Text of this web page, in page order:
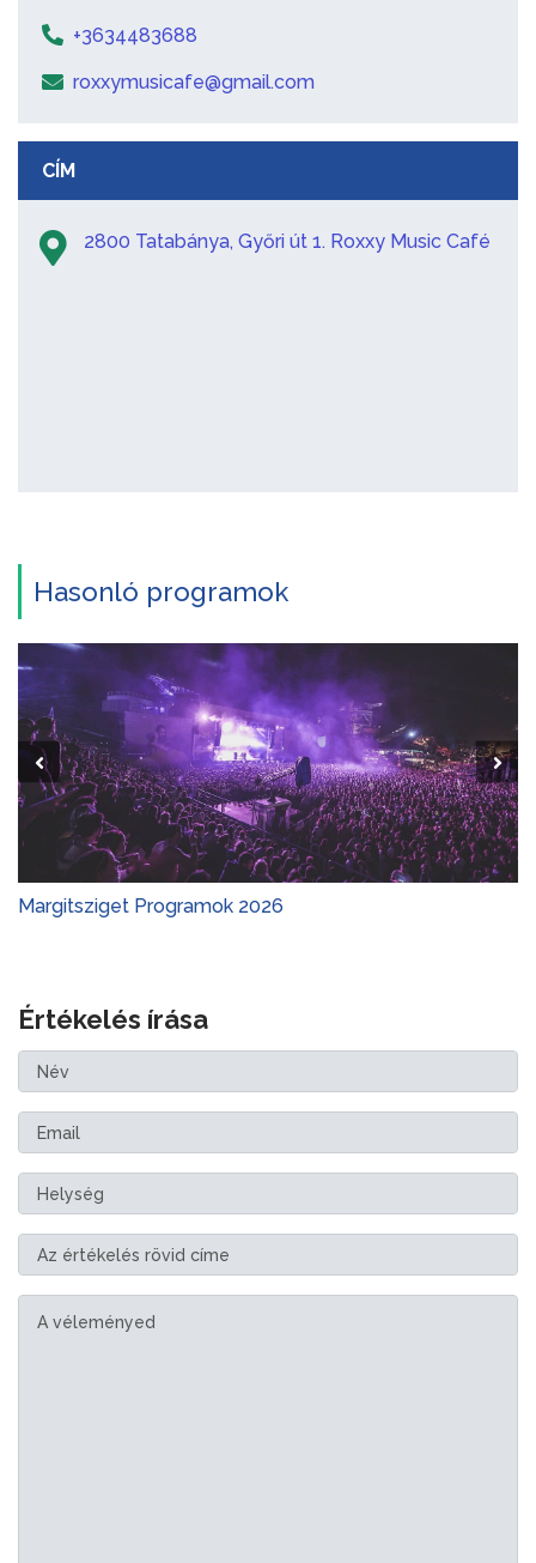
+3634483688
roxxymusicafe@gmail.com
CÍM
2800 Tatabánya, Győri út 1. Roxxy Music Café
Hasonló programok
Margitsziget Programok 2026
Értékelés írása